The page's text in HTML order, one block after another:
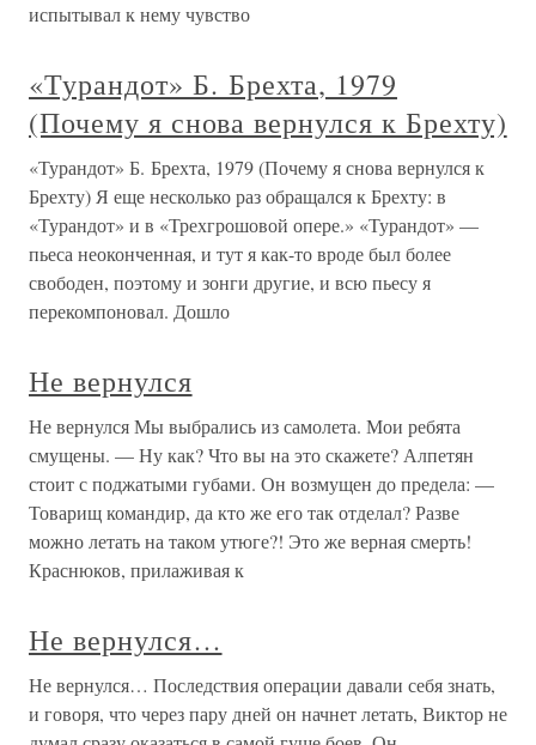
испытывал к нему чувство
«Турандот» Б. Брехта, 1979
(Почему я снова вернулся к Брехту)
«Турандот» Б. Брехта, 1979 (Почему я снова вернулся к
Брехту) Я еще несколько раз обращался к Брехту: в
«Турандот» и в «Трехгрошовой опере.» «Турандот» —
пьеса неоконченная, и тут я как-то вроде был более
свободен, поэтому и зонги другие, и всю пьесу я
перекомпоновал. Дошло
Не вернулся
Не вернулся Мы выбрались из самолета. Мои ребята
смущены. — Ну как? Что вы на это скажете? Алпетян
стоит с поджатыми губами. Он возмущен до предела: —
Товарищ командир, да кто же его так отделал? Разве
можно летать на таком утюге?! Это же верная смерть!
Краснюков, прилаживая к
Не вернулся…
Не вернулся… Последствия операции давали себя знать,
и говоря, что через пару дней он начнет летать, Виктор не